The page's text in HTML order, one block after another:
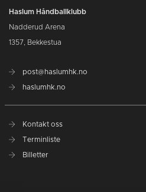
Haslum Håndballklubb
Nadderud Arena
1357, Bekkestua
post@haslumhk.no
haslumhk.no
Kontakt oss
Terminliste
Billetter